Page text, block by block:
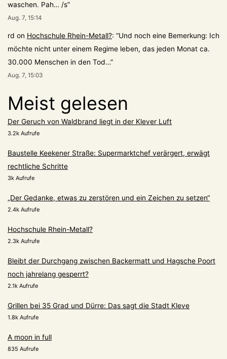
waschen. Pah… /s”
Aug. 7, 15:14
rd on Hochschule Rhein-Metall?: “Und noch eine Bemerkung: Ich
möchte nicht unter einem Regime leben, das jeden Monat ca.
30.000 Menschen in den Tod…”
Aug. 7, 15:03
Meist gelesen
Der Geruch von Waldbrand liegt in der Klever Luft
3.2k Aufrufe
Baustelle Keekener Straße: Supermarktchef verärgert, erwägt
rechtliche Schritte
3k Aufrufe
„Der Gedanke, etwas zu zerstören und ein Zeichen zu setzen“
2.4k Aufrufe
Hochschule Rhein-Metall?
2.3k Aufrufe
Bleibt der Durchgang zwischen Backermatt und Hagsche Poort
noch jahrelang gesperrt?
2.1k Aufrufe
Grillen bei 35 Grad und Dürre: Das sagt die Stadt Kleve
1.8k Aufrufe
A moon in full
835 Aufrufe